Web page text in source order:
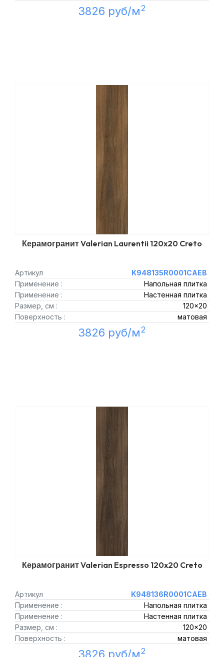
3826 руб/м2
Керамогранит Valerian Laurentii 120x20 Creto
Артикул
K948135R0001CAEB
Применение :
Напольная плитка
Применение :
Настенная плитка
Размер, см :
120x20
Поверхность :
матовая
3826 руб/м2
Керамогранит Valerian Espresso 120x20 Creto
Артикул
K948136R0001CAEB
Применение :
Напольная плитка
Применение :
Настенная плитка
Размер, см :
120x20
Поверхность :
матовая
3826 руб/м2